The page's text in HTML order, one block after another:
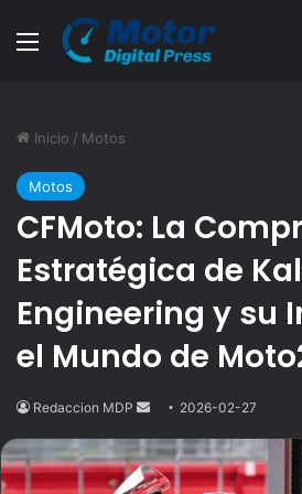
Menú
Inicio / Motos
Motos
CFMoto: La
Estratégica de
Engineering y su
el Mundo de
Redaccion MDP
Send
email
2026-02-27